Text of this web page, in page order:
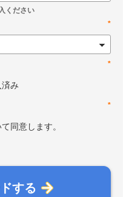
*
*
み
*
同意します。
する